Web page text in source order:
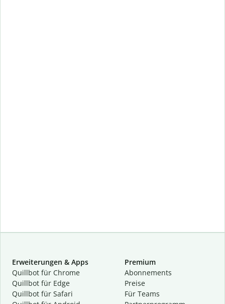
Erweiterungen & Apps
Quillbot für Chrome
Quillbot für Edge
Quillbot für Safari
Premium
Abon­ne­ments
Preise
Für Teams